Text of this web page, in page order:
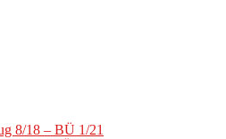
8/18 – BÜ 1/21